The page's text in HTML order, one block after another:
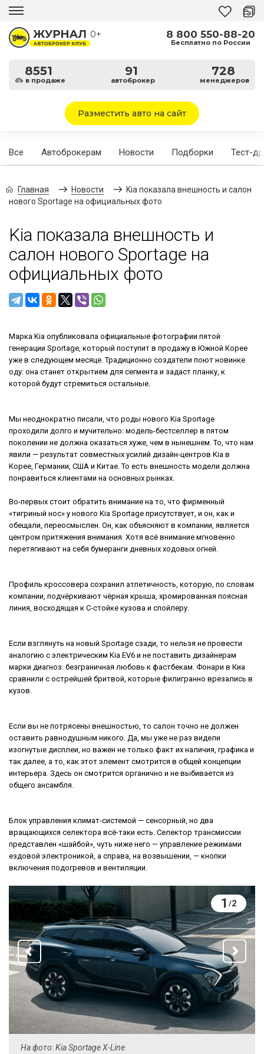
0+
8551
в продаже
91
автоброкер
728
менеджеров
8 800 550-88-20
Бесплатно по России
Разместить авто на сайт
Все Автоброкерам Новости Подборки Тест-
Главная Новости
Kia показала внешность и салон
нового Sportage на официальных фото
Kia показала внешность и
салон нового Sportage на
официальных фото
Марка Kia опубликовала официальные фотографии пятой
генерации Sportage, который поступит в продажу в Южной Корее
уже в следующем месяце. Традиционно создатели поют новинке
оду: она станет открытием для сегмента и задаст планку, к
которой будут стремиться остальные.
Мы неоднократно писали, что роды нового Kia Sportage
проходили долго и мучительно: модель-бестселлер в пятом
поколении не должна оказаться хуже, чем в нынешнем. То, что нам
явили — результат совместных усилий дизайн-центров Kia в
Корее, Германии, США и Китае. То есть внешность модели должна
понравиться клиентами на основных рынках.
Во-первых стоит обратить внимание на то, что фирменный
«тигриный нос» у нового Kia Sportage присутствует, и он, как и
обещали, переосмыслен. Он, как объясняют в компании, является
центром притяжения внимания. Хотя всё внимание мгновенно
перетягивают на себя бумеранги дневных ходовых огней.
Профиль кроссовера сохранил атлетичность, которую, по словам
компании, подчёркивают чёрная крыша, хромированная поясная
линия, восходящая к C-стойке кузова и спойлеру.
Если взглянуть на новый Sportage сзади, то нельзя не провести
аналогию с электрическим Kia EV6 и не поставить дизайнерам
марки диагноз: безграничная любовь к фастбекам. Фонари в Киа
сравнили с острейшей бритвой, которые филигранно врезались в
кузов.
Если вы не потрясены внешностью, то салон точно не должен
оставить равнодушным никого. Да, мы уже не раз видели
изогнутые дисплеи, но важен не только факт их наличия, графика и
так далее, а то, как этот элемент смотрится в общей концепции
интерьера. Здесь он смотрится органично и не выбивается из
общего ансамбля.
Блок управления климат-системой — сенсорный, но два
вращающихся селектора всё-таки есть. Селектор трансмиссии
представлен «шайбой», чуть ниже него — управление режимами
ездовой электроникой, а справа, на возвышении, — кнопки
включения подогревов и вентиляции.
1 /2
На фото: Kia Sportage X-Line